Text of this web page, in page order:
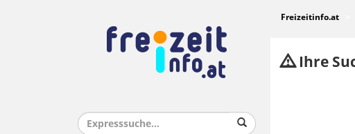
Freizeitinfo.at
Ihre